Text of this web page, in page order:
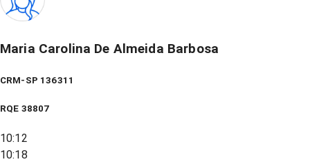
Maria Carolina De Almeida Barbosa
CRM-SP 136311
RQE 38807
10:12
10:18